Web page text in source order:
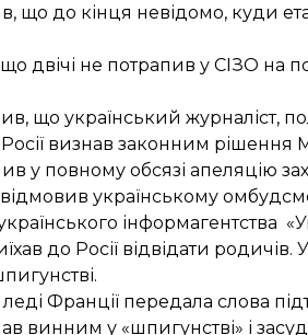
що до кінця невідомо, куди
що двічі не потрапив у СІЗО на
що український журналіст,
визнав законним рішення
у повному обсязі апеляцію
відмовив українському
інформагентства
до Росії відвідати
.
Франції передала слова
винним у «шпигунстві» і